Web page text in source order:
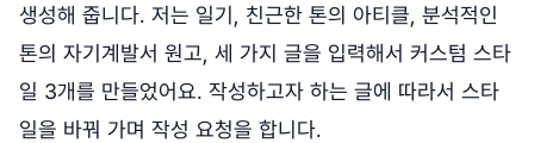
생성해 줍니다. 저는 일기, 친근한 톤의 아티클, 분석적인
톤의 자기계발서 원고, 세 가지 글을 입력해서 커스텀 스타
일 3개를 만들었어요. 작성하고자 하는 글에 따라서 스타
일을 바꿔 가며 작성 요청을 합니다.